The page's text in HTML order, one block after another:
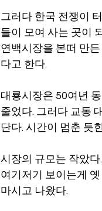
그러다 한국 전쟁이
들이 모여 사는 곳이
연백시장을 본떠 만
다고 한다.
대룡시장은 50여년
줄었다. 그러다 교동
단다. 시간이 멈춘 듯
시장의 규모는 작았
여기저기 보이는게
마시고 나왔다.